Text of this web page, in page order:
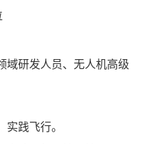
域研发人员、无人机高级
践飞行。